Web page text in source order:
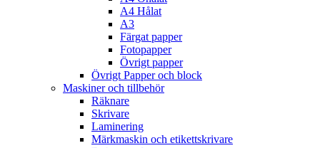
A4 Hålat
A3
Färgat papper
Fotopapper
Övrigt papper
Övrigt Papper och block
Maskiner och tillbehör
Räknare
Skrivare
Laminering
Märkmaskin och etikettskrivare